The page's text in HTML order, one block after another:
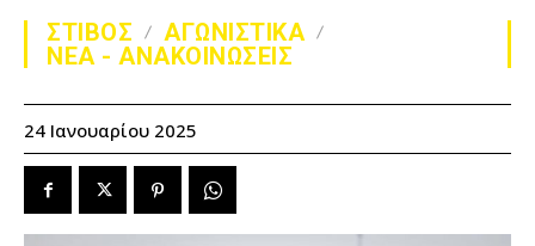
ΣΤΙΒΟΣ
ΑΓΩΝΙΣΤΙΚΑ
ΝΕΑ - ΑΝΑΚΟΙΝΩΣΕΙΣ
24 Ιανουαρίου 2025